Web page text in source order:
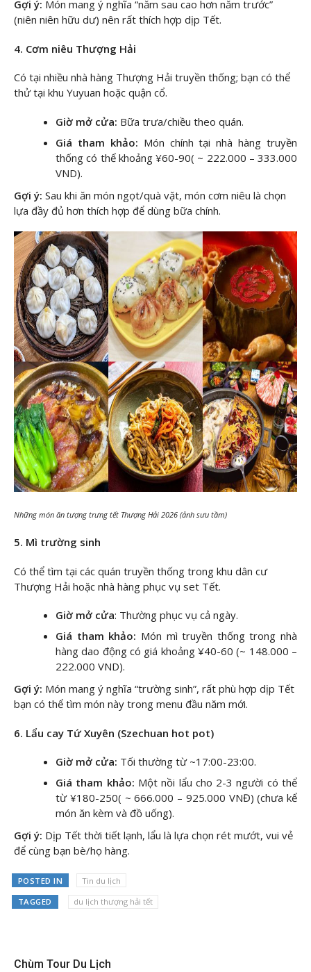
Gợi ý: Món mang ý nghĩa “năm sau cao hơn năm trước”
(niên niên hữu dư) nên rất thích hợp dịp Tết.
4. Cơm niêu Thượng Hải
Có tại nhiều nhà hàng Thượng Hải truyền thống; bạn có thể
thử tại khu Yuyuan hoặc quận cổ.
Giờ mở cửa: Bữa trưa/chiều theo quán.
Giá tham khảo: Món chính tại nhà hàng truyền
thống có thể khoảng ¥60-90( ~ 222.000 – 333.000
VND).
Gợi ý: Sau khi ăn món ngọt/quà vặt, món cơm niêu là chọn
lựa đầy đủ hơn thích hợp để dùng bữa chính.
Những món ăn tượng trưng tết Thượng Hải 2026 (ảnh sưu tầm)
5. Mì trường sinh
Có thể tìm tại các quán truyền thống trong khu dân cư
Thượng Hải hoặc nhà hàng phục vụ set Tết.
Giờ mở cửa: Thường phục vụ cả ngày.
Giá tham khảo: Món mì truyền thống trong nhà
hàng dao động có giá khoảng ¥40-60 (~ 148.000 –
222.000 VND).
Gợi ý: Món mang ý nghĩa “trường sinh”, rất phù hợp dịp Tết
bạn có thể tìm món này trong menu đầu năm mới.
6. Lẩu cay Tứ Xuyên (Szechuan hot pot)
Giờ mở cửa: Tối thường từ ~17:00-23:00.
Giá tham khảo: Một nồi lẩu cho 2-3 người có thể
từ ¥180-250( ~ 666.000 – 925.000 VNĐ) (chưa kể
món ăn kèm và đồ uống).
Gợi ý: Dịp Tết thời tiết lạnh, lẩu là lựa chọn rét mướt, vui vẻ
để cùng bạn bè/họ hàng.
POSTED IN Tin du lịch
TAGGED du lịch thượng hải tết
Chùm Tour Du Lịch